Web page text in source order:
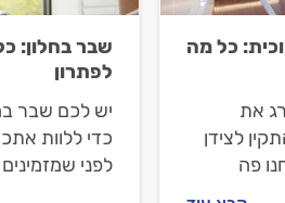
כל מה
את
לצידן
פה
שבר בחלון:
לפתרון
יש לכם שבר
כדי ללוות
לפני